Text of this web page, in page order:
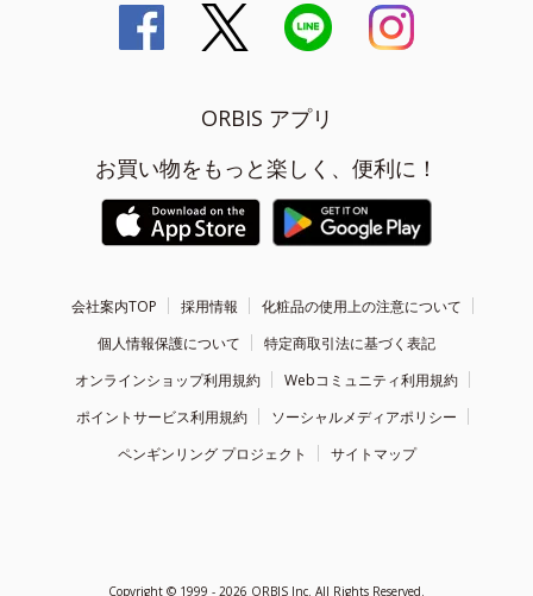
ORBIS アプリ
お買い物をもっと楽しく、便利に！
会社案内TOP 採用情報
化粧品の使用上の注意について
個人情報保護について
特定商取引法に基づく表記
オンラインショップ利用規約
Webコミュニティ利用規約
ポイントサービス利用規約
ソーシャルメディアポリシー
ペンギンリング プロジェクト
サイトマップ
Copyright © 1999 - 2026 ORBIS Inc. All Rights Reserved.